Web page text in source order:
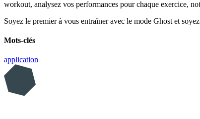
workout, analysez vos performances pour chaque exercice,
Soyez le premier à vous entraîner avec le mode Ghost et
Mots-clés
application